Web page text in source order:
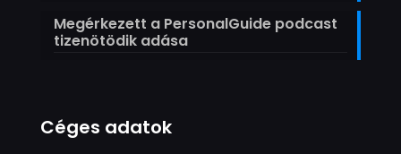
Megérkezett a PersonalGuide podcast
tizenötödik adása
Céges adatok